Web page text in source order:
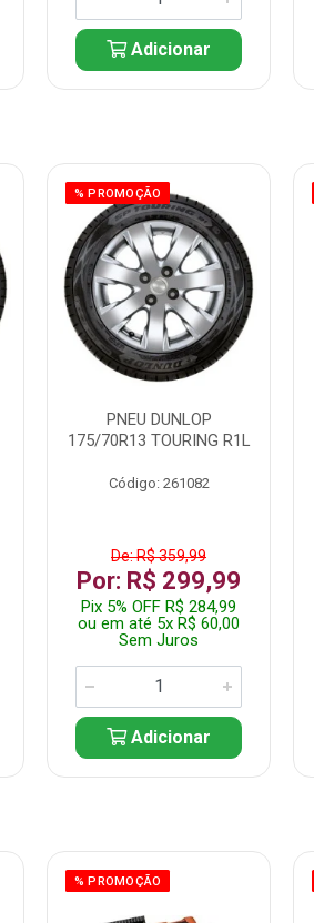
Adicionar
% PROMOÇÃO
PNEU DUNLOP
175/70R13 TOURING R1L
Código: 261082
De: R$ 359,99
Por: R$ 299,99
Pix 5% OFF R$ 284,99
ou em até 5x R$ 60,00
Sem Juros
Adicionar
% PROMOÇÃO